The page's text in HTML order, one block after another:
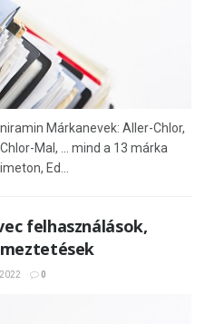
Márkanevek: Aller-Chlor,
Mal, ... mind a 13 márka
Ed...
felhasználások,
0